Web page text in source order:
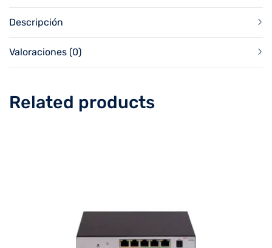
Descripción
Valoraciones (0)
Related products